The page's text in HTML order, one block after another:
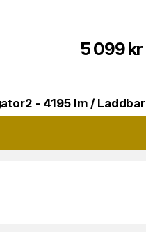
5 099kr
- 4195 lm / Laddbar